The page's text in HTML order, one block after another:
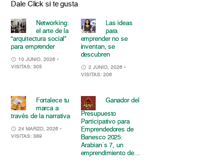
Dale Click si te gusta
Networking:
el arte de la
“arquitectura social”
para emprender
10 JUNIO, 2026 •
VISITAS: 305
Las ideas
para
emprender no se
inventan, se
descubren
2 JUNIO, 2026 •
VISITAS: 206
Fortalece tu
marca a
través de la narrativa
24 MARZO, 2026 •
VISITAS: 389
Ganador del
Presupuesto
Participativo para
Emprendedores de
Banesco 2025:
Arabian´s 7, un
emprendimiento de...